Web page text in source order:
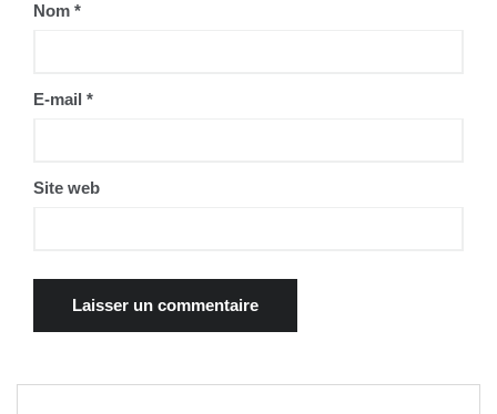
Nom *
E-mail *
Site web